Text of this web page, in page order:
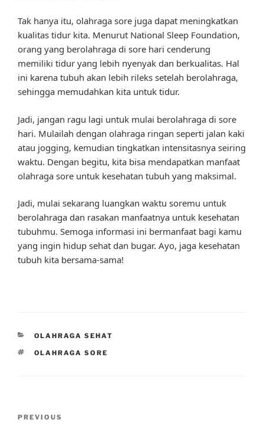
Tak hanya itu, olahraga sore juga dapat meningkatkan
kualitas tidur kita. Menurut National Sleep Foundation,
orang yang berolahraga di sore hari cenderung
memiliki tidur yang lebih nyenyak dan berkualitas. Hal
ini karena tubuh akan lebih rileks setelah berolahraga,
sehingga memudahkan kita untuk tidur.
Jadi, jangan ragu lagi untuk mulai berolahraga di sore
hari. Mulailah dengan olahraga ringan seperti jalan kaki
atau jogging, kemudian tingkatkan intensitasnya seiring
waktu. Dengan begitu, kita bisa mendapatkan manfaat
olahraga sore untuk kesehatan tubuh yang maksimal.
Jadi, mulai sekarang luangkan waktu soremu untuk
berolahraga dan rasakan manfaatnya untuk kesehatan
tubuhmu. Semoga informasi ini bermanfaat bagi kamu
yang ingin hidup sehat dan bugar. Ayo, jaga kesehatan
tubuh kita bersama-sama!
CATEGORIES
OLAHRAGA SEHAT
TAGS
OLAHRAGA SORE
Previous
PREVIOUS